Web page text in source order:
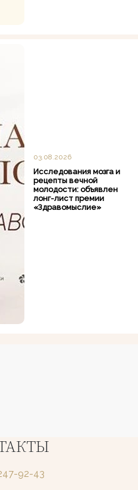
03.08.2026
Исследования мозга и
рецепты вечной
молодости: объявлен
лонг-лист премии
«Здравомыслие»
92-43